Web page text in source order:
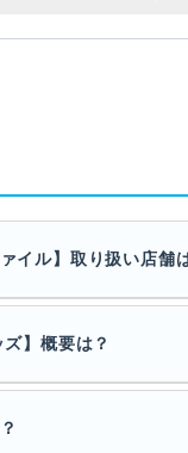
イル】取り扱い店舗
】概要は？